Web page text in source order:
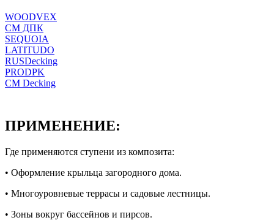
WOODVEX
CM ДПК
SEQUOIA
LATITUDO
RUSDecking
PRODPK
СМ Decking
ПРИМЕНЕНИЕ:
Где применяются ступени из композита:
• Оформление крыльца загородного дома.
• Многоуровневые террасы и садовые лестницы.
• Зоны вокруг бассейнов и пирсов.